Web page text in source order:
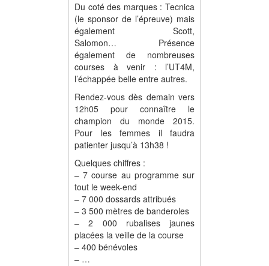
Du coté des marques : Tecnica
(le sponsor de l’épreuve) mais
également Scott,
Salomon… Présence
également de nombreuses
courses à venir : l’UT4M,
l’échappée belle entre autres.
Rendez-vous dès demain vers
12h05 pour connaître le
champion du monde 2015.
Pour les femmes il faudra
patienter jusqu’à 13h38 !
Quelques chiffres :
– 7 course au programme sur
tout le week-end
– 7 000 dossards attribués
– 3 500 mètres de banderoles
– 2 000 rubalises jaunes
placées la veille de la course
– 400 bénévoles
– …